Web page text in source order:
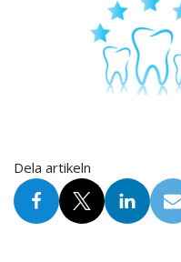
Dela artikeln